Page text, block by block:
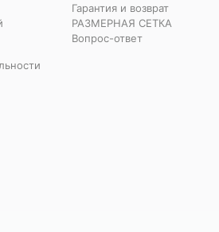
Гарантия и возврат
РАЗМЕРНАЯ СЕТКА
Вопрос-ответ